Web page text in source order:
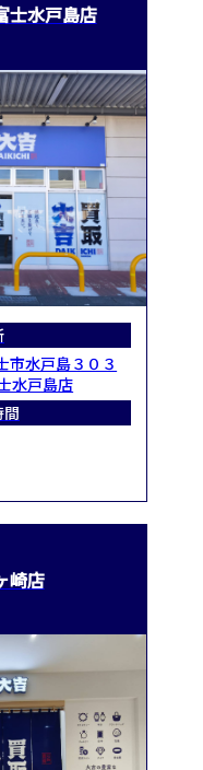
士水戸島店
市水戸島３０３
水戸島店
間
崎店